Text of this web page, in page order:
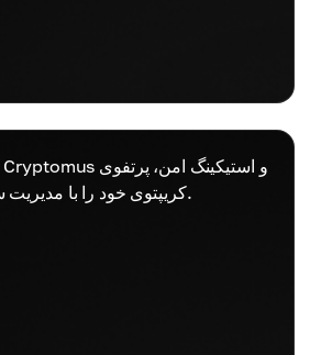
کریپتوی خود را با مدیریت ساده دارایی رشد دهید.